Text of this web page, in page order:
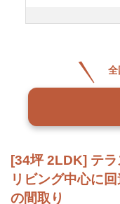
[34坪 2LDK] テラ
リビング中心に
の間取り
全